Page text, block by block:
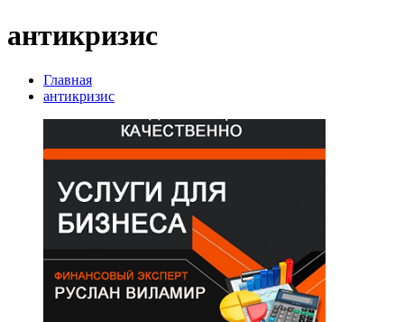
антикризис
Главная
антикризис